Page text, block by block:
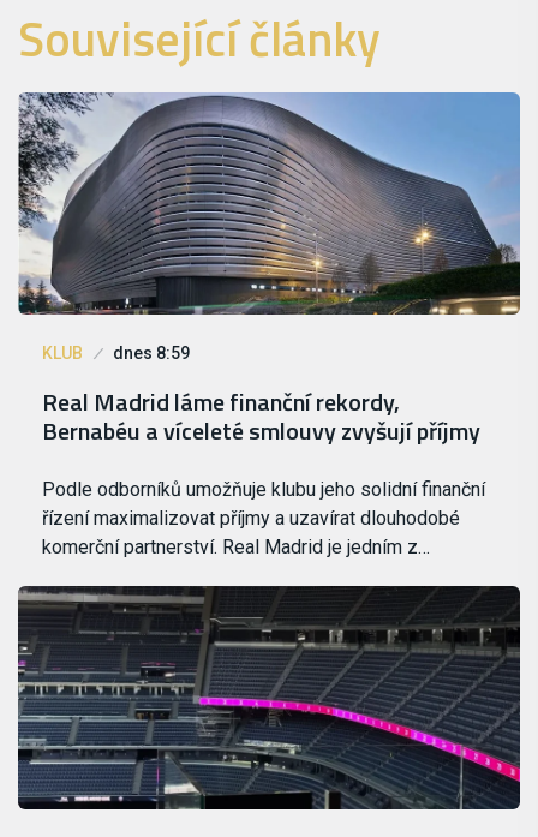
Související články
KLUB dnes 8:59
Real Madrid láme finanční rekordy,
Bernabéu a víceleté smlouvy zvyšují příjmy
Podle odborníků umožňuje klubu jeho solidní finanční
řízení maximalizovat příjmy a uzavírat dlouhodobé
komerční partnerství. Real Madrid je jedním z…